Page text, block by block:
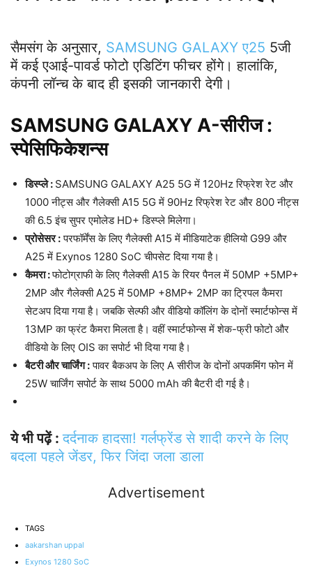
सैमसंग के अनुसार, SAMSUNG GALAXY ए25 5जी
में कई एआई-पावर्ड फोटो एडिटिंग फीचर होंगे। हालांकि,
कंपनी लॉन्च के बाद ही इसकी जानकारी देगी।
SAMSUNG GALAXY A-सीरीज :
स्पेसिफिकेशन्स
डिस्प्ले : SAMSUNG GALAXY A25 5G में 120Hz रिफ्रेश रेट और
1000 नीट्स और गैलेक्सी A15 5G में 90Hz रिफ्रेश रेट और 800 नीट्स
की 6.5 इंच सुपर एमोलेड HD+ डिस्प्ले मिलेगा।
प्रोसेसर :परफॉर्मेंस के लिए गैलेक्सी A15 में मीडियाटेक हीलियो G99 और
A25 में Exynos 1280 SoC चीपसेट दिया गया है।
कैमरा :फोटोग्राफी के लिए गैलेक्सी A15 के रियर पैनल में 50MP +5MP+
2MP और गैलेक्सी A25 में 50MP +8MP+ 2MP का ट्रिपल कैमरा
सेटअप दिया गया है। जबकि सेल्फी और वीडियो कॉलिंग के दोनों स्मार्टफोन्स में
13MP का फ्रंट कैमरा मिलता है। वहीं स्मार्टफोन्स में शेक-फ्री फोटो और
वीडियो के लिए OIS का सपोर्ट भी दिया गया है।
बैटरी और चार्जिंग :पावर बैकअप के लिए A सीरीज के दोनों अपकमिंग फोन में
25W चार्जिंग सपोर्ट के साथ 5000 mAh की बैटरी दी गई है।
ये भी पढ़ें :दर्दनाक हादसा! गर्लफ्रेंड से शादी करने के लिए
बदला पहले जेंडर, फिर जिंदा जला डाला
Advertisement
TAGS
aakarshan uppal
Exynos 1280 SoC